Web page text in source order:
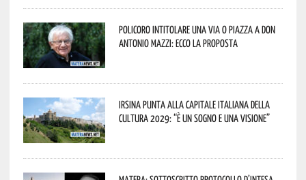
Policoro intitolare una via o piazza a don
Antonio Mazzi: ecco la proposta
Irsina punta alla Capitale italiana della
Cultura 2029: “È un sogno e una visione”